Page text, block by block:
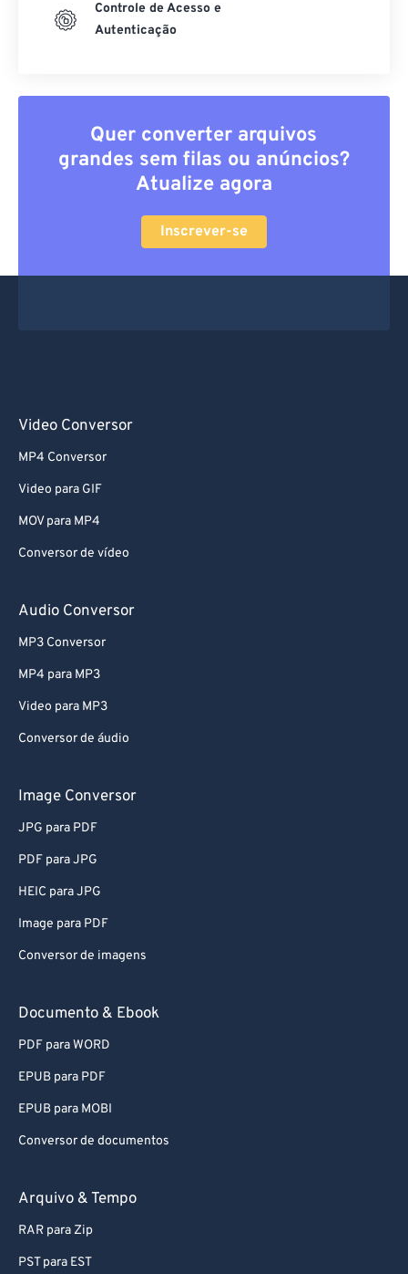
Controle de Acesso e
Autenticação
Quer converter arquivos
grandes sem filas ou anúncios?
Atualize agora
Inscrever-se
Video Conversor
MP4 Conversor
Video para GIF
MOV para MP4
Conversor de vídeo
Audio Conversor
MP3 Conversor
MP4 para MP3
Video para MP3
Conversor de áudio
Image Conversor
JPG para PDF
PDF para JPG
HEIC para JPG
Image para PDF
Conversor de imagens
Documento & Ebook
PDF para WORD
EPUB para PDF
EPUB para MOBI
Conversor de documentos
Arquivo & Tempo
RAR para Zip
PST para EST